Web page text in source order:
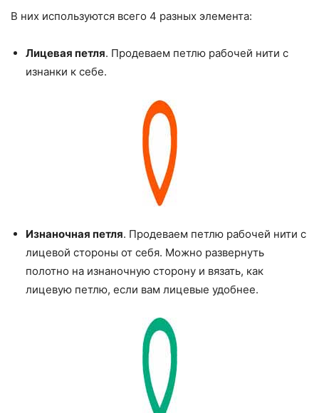
В них используются всего 4 разных элемента:
Лицевая петля. Продеваем петлю рабочей нити с
изнанки к себе.
Изнаночная петля. Продеваем петлю рабочей нити с
лицевой стороны от себя. Можно развернуть
полотно на изнаночную сторону и вязать, как
лицевую петлю, если вам лицевые удобнее.